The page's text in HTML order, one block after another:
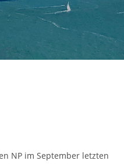
NP im September letzten